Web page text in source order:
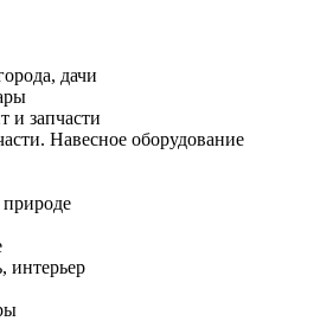
дачи
и запчасти
Навесное оборудование
интерьер